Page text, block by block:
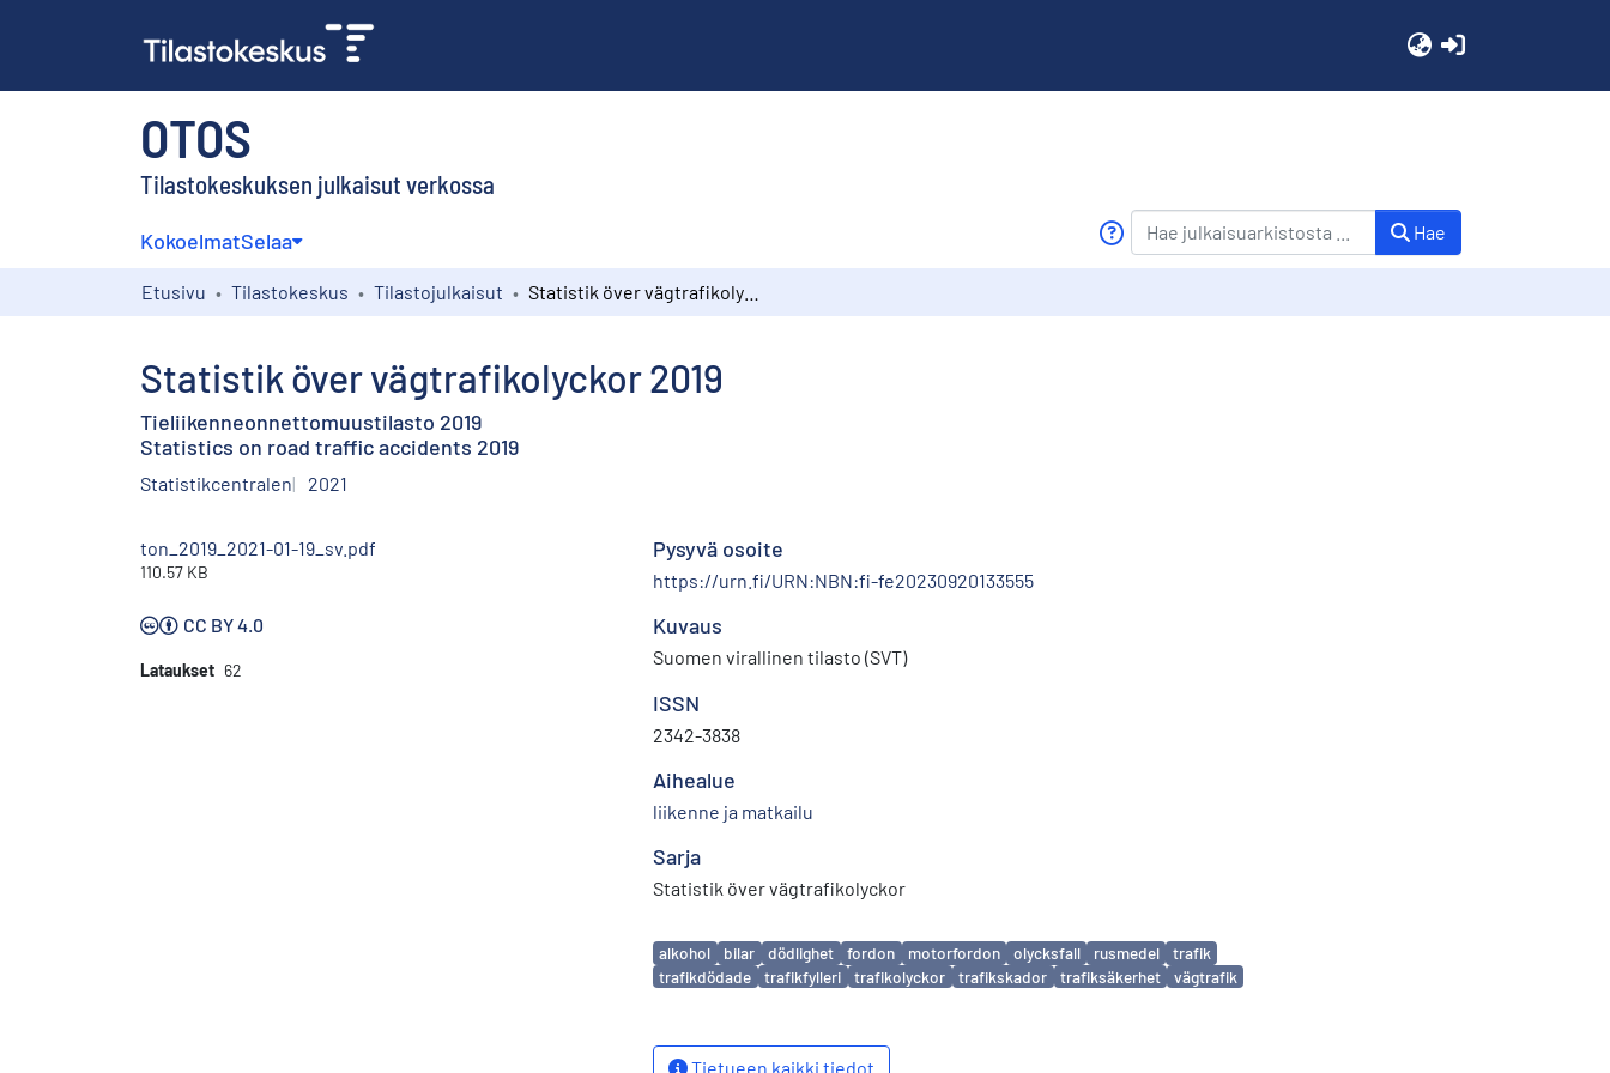
OTOS
Tilastokeskuksen julkaisut verkossa
KokoelmatSelaa Hae
Etusivu Tilastokeskus Tilastojulkaisut
Statistik över vägtrafikolyckor 2019
Tieliikenneonnettomuustilasto 2019
Statistics on road traffic accidents 2019
Statistikcentralen 2021
ton_2019_2021-01-19_sv.pdf
110.57 KB
CC BY 4.0
Lataukset 62
Pysyvä osoite
https://urn.fi/URN:NBN:fi-fe20230920133555
Kuvaus
Suomen virallinen tilasto (SVT)
ISSN
2342-3838
Aihealue
liikenne ja matkailu
Sarja
Statistik över vägtrafikolyckor
Avainsanat
alkohol bilar dödlighet fordon motorfordon olycksfall rusmedel
trafik
trafikdödade
trafikfylleri trafikolyckor trafikskador trafiksäkerhet vägtrafik
Tietueen kaikki tiedot